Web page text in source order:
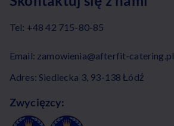
Tel: +48 42 715-80-85
Email: zamowienia@afterfit-catering.pl
Adres: Siedlecka 3, 93-138 Łódź
Zwycięzcy: